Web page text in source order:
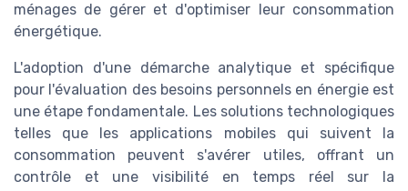
ménages de gérer et d'optimiser leur consommation
énergétique.
L'adoption d'une démarche analytique et spécifique
pour l'évaluation des besoins personnels en énergie est
une étape fondamentale. Les solutions technologiques
telles que les applications mobiles qui suivent la
consommation peuvent s'avérer utiles, offrant un
contrôle et une visibilité en temps réel sur la